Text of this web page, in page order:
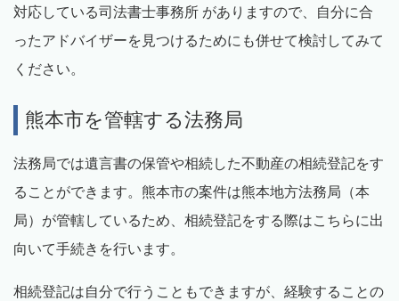
対応している司法書士事務所 がありますので、自分に合
ったアドバイザーを見つけるためにも併せて検討してみて
ください。
熊本市を管轄する法務局
法務局では遺言書の保管や相続した不動産の相続登記をす
ることができます。熊本市の案件は熊本地方法務局（本
局）が管轄しているため、相続登記をする際はこちらに出
向いて手続きを行います。
相続登記は自分で行うこともできますが、経験することの